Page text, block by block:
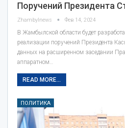
Поручений Президента
Zhambylnews Фев 14, 2024
В Жамбылской области будет
реализации поручений Президента
данных на расширенном заседании
аппаратном…
READ MORE...
ПОЛИТИКА